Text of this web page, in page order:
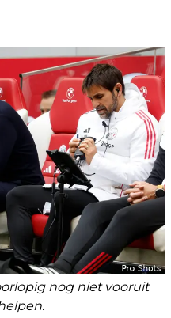
nog niet vooruit